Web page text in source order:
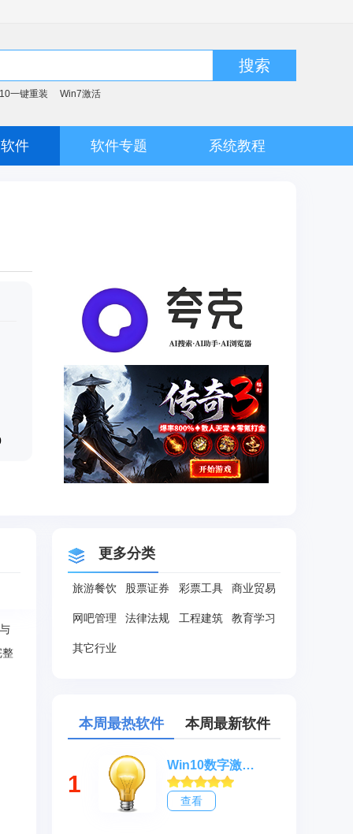
搜索
一键重装 Win7激活
件 软件专题 系统教程
整
更多分类
旅游餐饮 股票证券 彩票工具 商业贸易
网吧管理 法律法规 工程建筑 教育学习
其它行业
本周最热软件 本周最新软件
1
Win10数字激活HWIDGen_最新win10激活工具
查看